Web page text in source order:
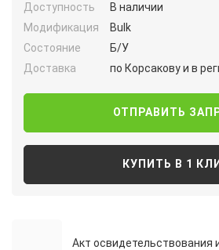
Доступность
В наличии
Модификация
Bulk
Состояние
Б/У
Доставка
по Корсакову и в
ОТПРАВИТЬ
КУПИТЬ В 1
Акт освидетельствования